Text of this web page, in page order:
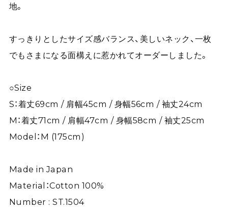
地。
すっきりとしたサイズ感バランス、美しいネック、一枚
でもさまになる面構えに惹かれてオーダーしました。
○Size
S：着丈69cm / 肩幅45cm / 身幅56cm / 袖丈24cm
M：着丈71cm / 肩幅47cm / 身幅58cm / 袖丈25cm
Model：M (175cm)
Made in Japan
Material：Cotton 100%
Number : ST.1504